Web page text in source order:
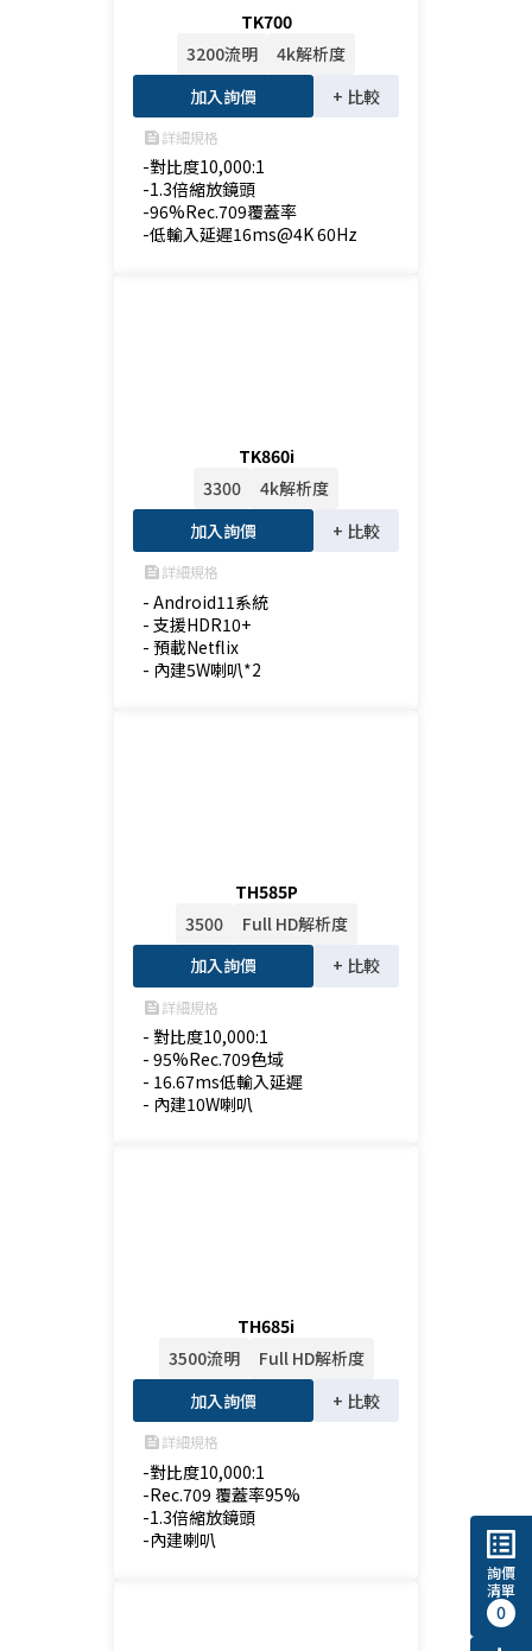
TK700
3200流明
4k解析度
加入詢價
+ 比較
feed詳細規格
-對比度10,000:1
-1.3倍縮放鏡頭
-96%Rec.709覆蓋率
-低輸入延遲16ms@4K 60Hz
TK860i
3300
4k解析度
加入詢價
+ 比較
feed詳細規格
- Android11系統
- 支援HDR10+
- 預載Netflix
- 內建5W喇叭*2
TH585P
3500
Full HD解析度
加入詢價
+ 比較
feed詳細規格
- 對比度10,000:1
- 95%Rec.709色域
- 16.67ms低輸入延遲
- 內建10W喇叭
TH685i
3500流明
Full HD解析度
加入詢價
+ 比較
feed詳細規格
-對比度10,000:1
-Rec.709 覆蓋率95%
-1.3倍縮放鏡頭
-內建喇叭
list_alt
詢價
清單
0